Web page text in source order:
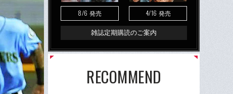
8/6 発売 4/16 発売
雑誌定期購読のご案内
RECOMMEND